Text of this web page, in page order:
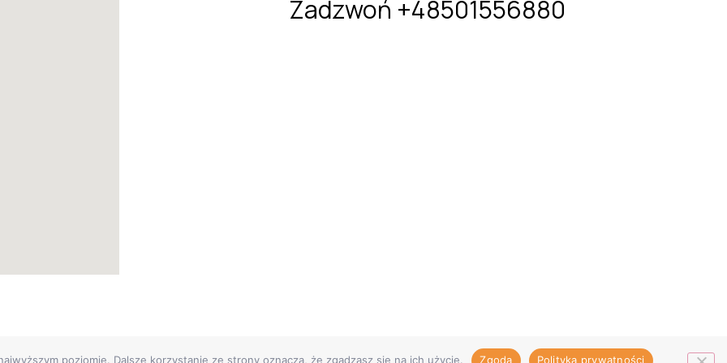
Zadzwoń +48501556880
poziomie. Dalsze korzystanie ze strony oznacza, że zgadzasz się na ich użycie. Zgoda Polityka prywatności